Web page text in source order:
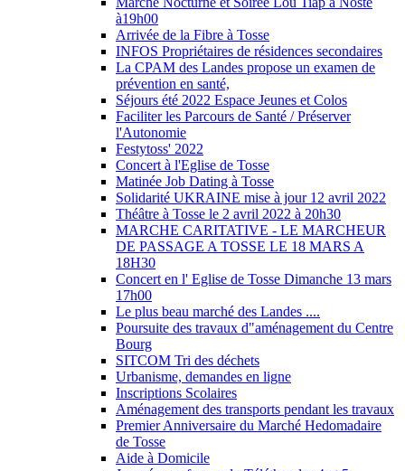
à19h00
Arrivée de la Fibre à Tosse
INFOS Propriétaires de résidences secondaires
La CPAM des Landes propose un examen de
prévention en santé,
Séjours été 2022 Espace Jeunes et Colos
Faciliter les Parcours de Santé / Préserver
l'Autonomie
Festytoss' 2022
Concert à l'Eglise de Tosse
Matinée Job Dating à Tosse
Solidarité UKRAINE mise à jour 12 avril 2022
Théâtre à Tosse le 2 avril 2022 à 20h30
MARCHE CARITATIVE - LE MARCHEUR
DE PASSAGE A TOSSE LE 18 MARS A
18H30
Concert en l' Eglise de Tosse Dimanche 13 mars
17h00
Le plus beau marché des Landes ....
Poursuite des travaux d"aménagement du Centre
Bourg
SITCOM Tri des déchets
Urbanisme, demandes en ligne
Inscriptions Scolaires
Aménagement des transports pendant les travaux
Premier Anniversaire du Marché Hedomadaire
de Tosse
Aide à Domicile